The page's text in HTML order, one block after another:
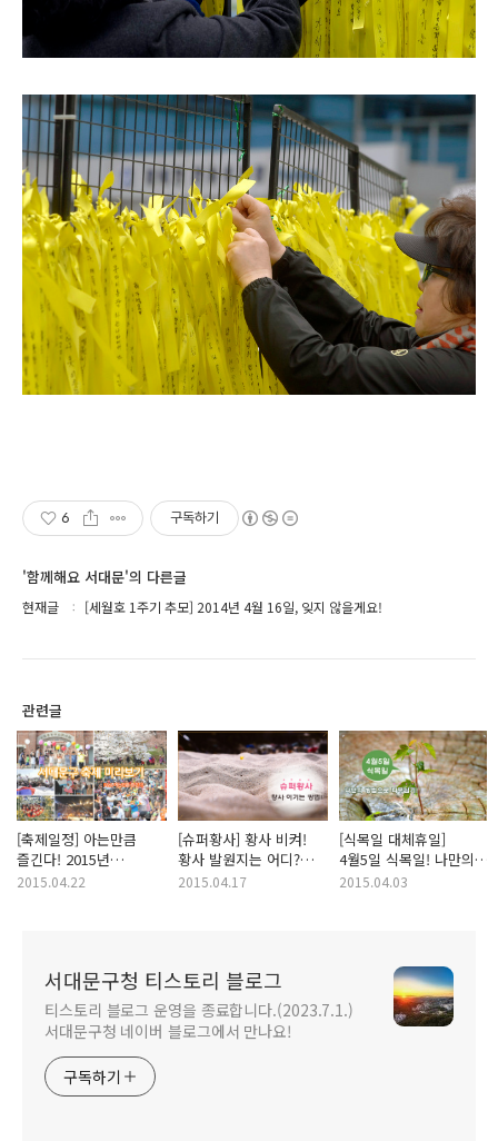
6 구독하기
'함께해요 서대문'의 다른글
현재글 [세월호 1주기 추모] 2014년 4월 16일, 잊지 않을게요!
관련글
[축제일정] 아는만큼
즐긴다! 2015년
서대문구 축제 미리보기!
2015.04.22
[슈퍼황사] 황사 비켜!
황사 발원지는 어디?
황사를 이기는 방법!
2015.04.17
[식목일 대체휴일]
4월5일 식목일! 나만의
방법으로 나무심기! 종이
2015.04.03
서대문구청 티스토리 블로그
티스토리 블로그 운영을 종료합니다.(2023.7.1.)
서대문구청 네이버 블로그에서 만나요!
구독하기